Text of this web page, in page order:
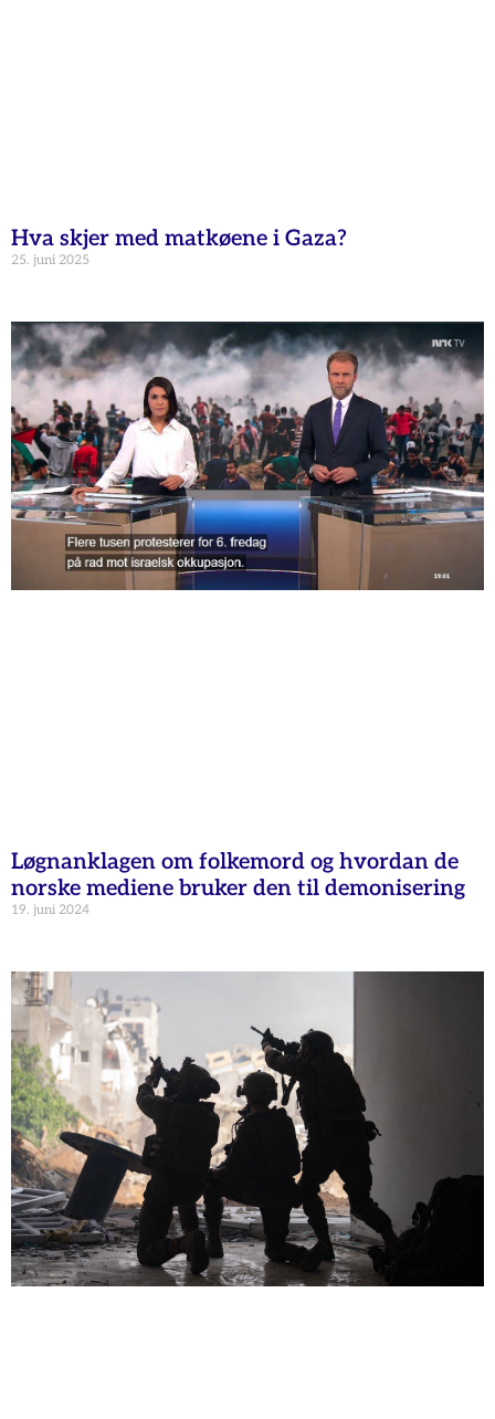
Hva skjer med matkøene i Gaza?
25. juni 2025
Løgnanklagen om folkemord og hvordan de
norske mediene bruker den til demonisering
19. juni 2024